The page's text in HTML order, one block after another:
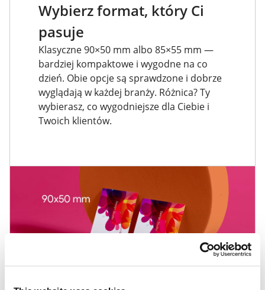
Wybierz format, który Ci
pasuje
Klasyczne 90×50 mm albo 85×55 mm —
bardziej kompaktowe i wygodne na co
dzień. Obie opcje są sprawdzone i dobrze
wyglądają w każdej branży. Różnica? Ty
wybierasz, co wygodniejsze dla Ciebie i
Twoich klientów.